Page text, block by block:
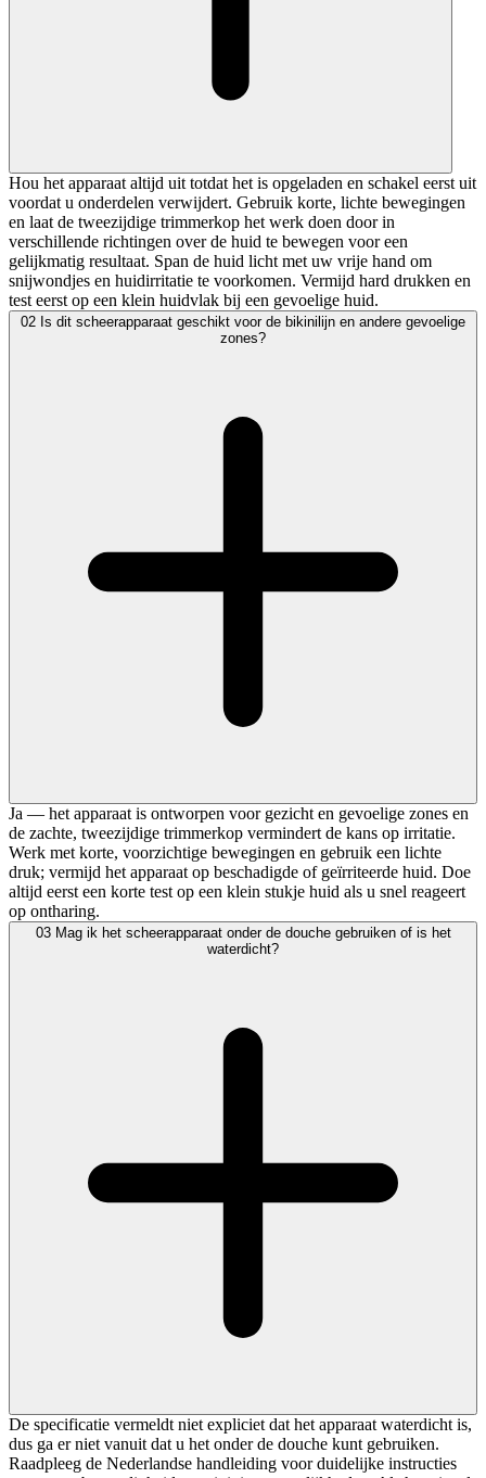
Hou het apparaat altijd uit totdat het is opgeladen en schakel eerst uit
voordat u onderdelen verwijdert. Gebruik korte, lichte bewegingen
en laat de tweezijdige trimmerkop het werk doen door in
verschillende richtingen over de huid te bewegen voor een
gelijkmatig resultaat. Span de huid licht met uw vrije hand om
snijwondjes en huidirritatie te voorkomen. Vermijd hard drukken en
test eerst op een klein huidvlak bij een gevoelige huid.
02 Is dit scheerapparaat geschikt voor de bikinilijn en andere gevoelige
zones?
Ja — het apparaat is ontworpen voor gezicht en gevoelige zones en
de zachte, tweezijdige trimmerkop vermindert de kans op irritatie.
Werk met korte, voorzichtige bewegingen en gebruik een lichte
druk; vermijd het apparaat op beschadigde of geïrriteerde huid. Doe
altijd eerst een korte test op een klein stukje huid als u snel reageert
op ontharing.
03 Mag ik het scheerapparaat onder de douche gebruiken of is het
waterdicht?
De specificatie vermeldt niet expliciet dat het apparaat waterdicht is,
dus ga er niet vanuit dat u het onder de douche kunt gebruiken.
Raadpleeg de Nederlandse handleiding voor duidelijke instructies